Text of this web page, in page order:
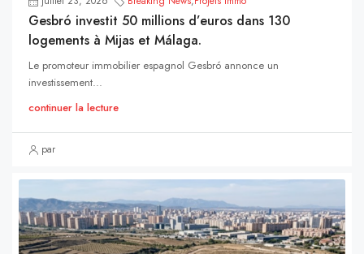
Gesbró investit 50 millions d’euros dans 130
logements à Mijas et Málaga.
Le promoteur immobilier espagnol Gesbró annonce un
investissement...
continuer la lecture
par